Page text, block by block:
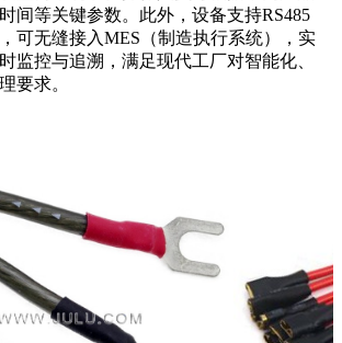
间等关键参数。此外，设备支持RS485
可无缝接入MES（制造执行系统），实
监控与追溯，满足现代工厂对智能化、
要求。